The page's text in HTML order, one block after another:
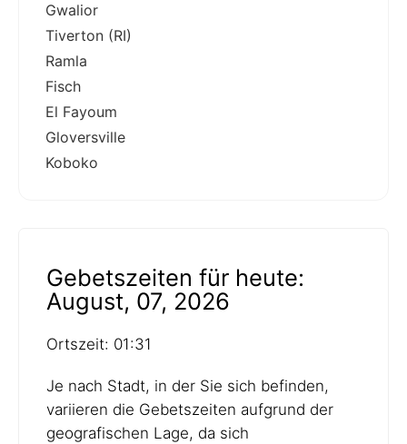
Gwalior
Tiverton (RI)
Ramla
Fisch
El Fayoum
Gloversville
Koboko
Gebetszeiten für heute:
August, 07, 2026
Ortszeit: 01:31
Je nach Stadt, in der Sie sich befinden,
variieren die Gebetszeiten aufgrund der
geografischen Lage, da sich